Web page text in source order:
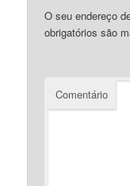
O seu endereço
obrigatórios são
Comentário